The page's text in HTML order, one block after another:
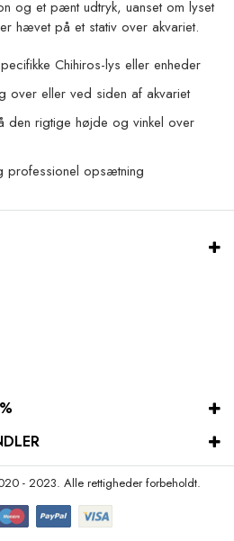
og et pænt udtryk, uanset om lyset
hævet på et stativ over akvariet.
Chihiros-lys eller enheder
over eller ved siden af akvariet
den rigtige højde og vinkel over
professionel opsætning
- 2023. Alle rettigheder forbeholdt.